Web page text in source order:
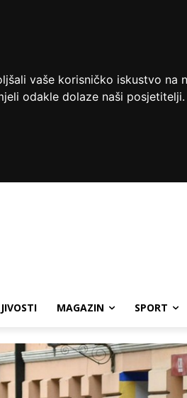
vaše korisničko iskustvo
odakle dolaze naši posjetitelji.
MAGAZIN SPORT